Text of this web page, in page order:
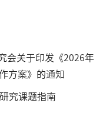
会关于印发《2026年
方案》的通知
究课题指南